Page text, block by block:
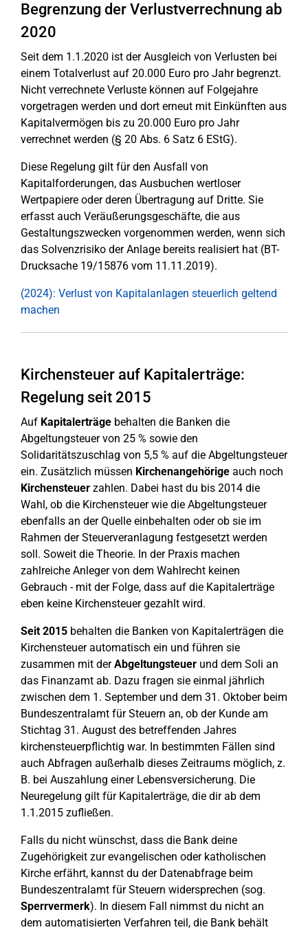
Begrenzung der Verlustverrechnung ab
2020
Seit dem 1.1.2020 ist der Ausgleich von Verlusten bei
einem Totalverlust auf 20.000 Euro pro Jahr begrenzt.
Nicht verrechnete Verluste können auf Folgejahre
vorgetragen werden und dort erneut mit Einkünften aus
Kapitalvermögen bis zu 20.000 Euro pro Jahr
verrechnet werden (§ 20 Abs. 6 Satz 6 EStG).
Diese Regelung gilt für den Ausfall von
Kapitalforderungen, das Ausbuchen wertloser
Wertpapiere oder deren Übertragung auf Dritte. Sie
erfasst auch Veräußerungsgeschäfte, die aus
Gestaltungszwecken vorgenommen werden, wenn sich
das Solvenzrisiko der Anlage bereits realisiert hat (BT-
Drucksache 19/15876 vom 11.11.2019).
(2024): Verlust von Kapitalanlagen steuerlich geltend
machen
Kirchensteuer auf Kapitalerträge:
Regelung seit 2015
Auf Kapitalerträge behalten die Banken die
Abgeltungsteuer von 25 % sowie den
Solidaritätszuschlag von 5,5 % auf die Abgeltungsteuer
ein. Zusätzlich müssen Kirchenangehörige auch noch
Kirchensteuer zahlen. Dabei hast du bis 2014 die
Wahl, ob die Kirchensteuer wie die Abgeltungsteuer
ebenfalls an der Quelle einbehalten oder ob sie im
Rahmen der Steuerveranlagung festgesetzt werden
soll. Soweit die Theorie. In der Praxis machen
zahlreiche Anleger von dem Wahlrecht keinen
Gebrauch - mit der Folge, dass auf die Kapitalerträge
eben keine Kirchensteuer gezahlt wird.
Seit 2015 behalten die Banken von Kapitalerträgen die
Kirchensteuer automatisch ein und führen sie
zusammen mit derAbgeltungsteuer und dem Soli an
das Finanzamt ab. Dazu fragen sie einmal jährlich
zwischen dem 1. September und dem 31. Oktober beim
Bundeszentralamt für Steuern an, ob der Kunde am
Stichtag 31. August des betreffenden Jahres
kirchensteuerpflichtig war. In bestimmten Fällen sind
auch Abfragen außerhalb dieses Zeitraums möglich, z.
B. bei Auszahlung einer Lebensversicherung. Die
Neuregelung gilt für Kapitalerträge, die dir ab dem
1.1.2015 zufließen.
Falls du nicht wünschst, dass die Bank deine
Zugehörigkeit zur evangelischen oder katholischen
Kirche erfährt, kannst du der Datenabfrage beim
Bundeszentralamt für Steuern widersprechen (sog.
Sperrvermerk). In diesem Fall nimmst du nicht an
dem automatisierten Verfahren teil, die Bank behält